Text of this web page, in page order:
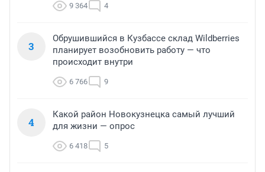
9 364 4
3
Обрушившийся в Кузбассе склад Wildberries
планирует возобновить работу — что
происходит внутри
6 766 9
4
Какой район Новокузнецка самый лучший
для жизни — опрос
6 418 5